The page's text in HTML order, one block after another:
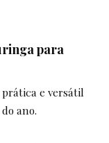
para
e versátil
ano.